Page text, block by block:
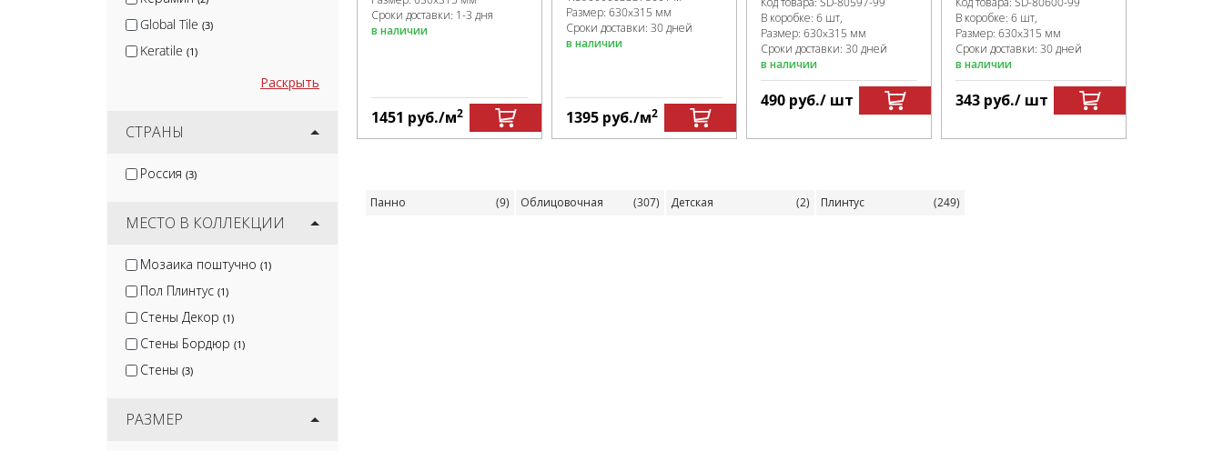
Global Tile (3)
Keratile (1)
Lb-Ceramics
Emigres (3)
Раскрыть
СТРАНЫ
Россия (3)
МЕСТО В КОЛЛЕКЦИИ
Мозаика поштучно (1)
Пол Плинтус (1)
Стены Декор (1)
Стены Бордюр (1)
Стены (3)
РАЗМЕР
Сроки доставки: 1-3 дня
в наличии
1451 руб./м2
Размер: 630x315 мм
Сроки доставки: 30 дней
в наличии
1395 руб./м2
В коробке: 6 шт,
Размер: 630x315 мм
Сроки доставки: 30 дней
в наличии
490 руб./ шт
В коробке: 6 шт,
Размер: 630x315 мм
Сроки доставки: 30 дней
в наличии
343 руб./ шт
Панно (9) Облицовочная (307) Детская (2) Плинтус (249)